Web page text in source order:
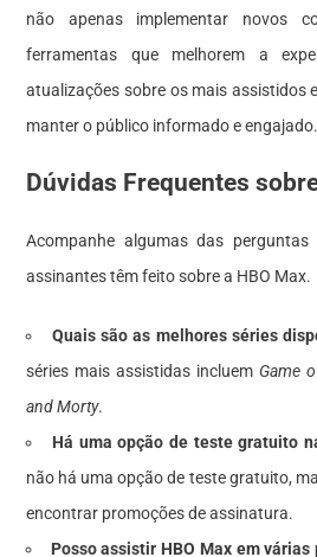
não apenas implementar novos
ferramentas que melhorem a
atualizações sobre os mais assistidos
manter o público informado e engajado.
Dúvidas Frequentes
Acompanhe algumas das
assinantes têm feito sobre a HBO Max.
Quais são as melhores séries
séries mais assistidas incluem Game
and Morty.
Há uma opção de teste gratuito
não há uma opção de teste gratuito,
encontrar promoções de assinatura.
Posso assistir HBO Max em